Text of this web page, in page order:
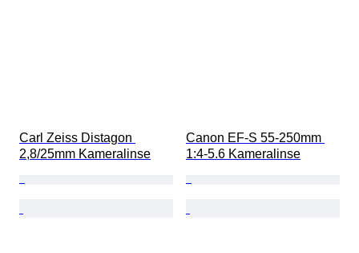
Carl Zeiss Distagon
2,8/25mm Kameralinse
Canon EF-S 55-250mm
1:4-5.6 Kameralinse